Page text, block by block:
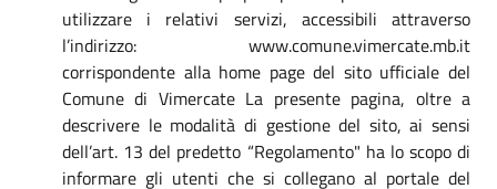
utilizzare i relativi servizi, accessibili attraverso
l’indirizzo: www.comune.vimercate.mb.it
corrispondente alla home page del sito ufficiale del
Comune di Vimercate La presente pagina, oltre a
descrivere le modalità di gestione del sito, ai sensi
dell’art. 13 del predetto “Regolamento" ha lo scopo di
informare gli utenti che si collegano al portale del